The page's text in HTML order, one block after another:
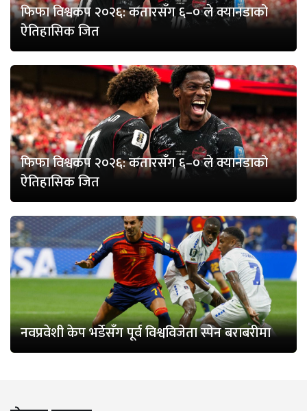
फिफा विश्वकप २०२६: कतारसँग ६–० ले क्यानडाको
ऐतिहासिक जित
फिफा विश्वकप २०२६: कतारसँग ६–० ले क्यानडाको
ऐतिहासिक जित
नवप्रवेशी केप भर्डेसँग पूर्व विश्वविजेता स्पेन बराबरीमा